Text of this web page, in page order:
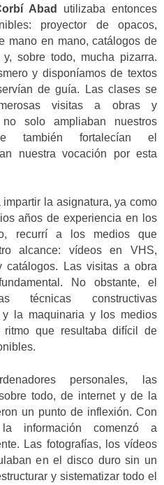
Abad
utilizaba entonces
proyector de opacos,
mano en mano, catálogos de
sobre todo, mucha pizarra.
y disponíamos de textos
de guía. Las clases se
visitas a obras y
solo ampliaban nuestros
también fortalecían el
nuestra vocación por esta
la asignatura, ya como
años de experiencia en los
recurrí a los medios que
alcance: vídeos en VHS,
catálogos. Las visitas a obra
No obstante, el
técnicas constructivas
la maquinaria y los medios
que resultaba difícil de
personales, las
todo, de internet y de la
un punto de inflexión. Con
información comenzó a
Las fotografías, los vídeos
en el disco duro sin un
y sistematizar todo el